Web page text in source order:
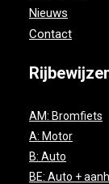
Nieuws
Contact
AM: Bromfiets
A: Motor
B: Auto
BE: Auto +